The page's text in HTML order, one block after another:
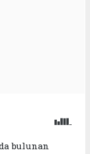
bulunan